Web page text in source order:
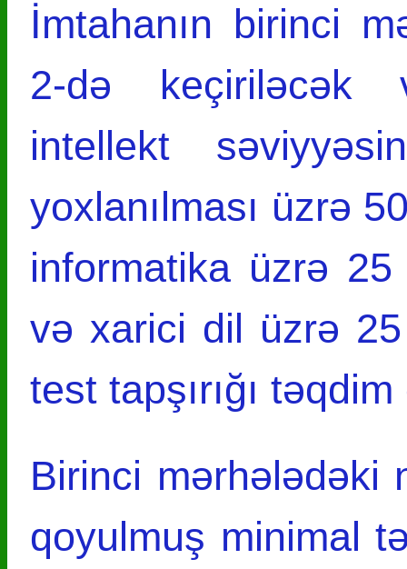
İmtahanın birinci
2-də keçiriləcək
intellekt
yoxlanılması üzrə
informatika üzrə
və xarici dil üzrə
test tapşırığı
Birinci mərhələdəki
qoyulmuş minimal